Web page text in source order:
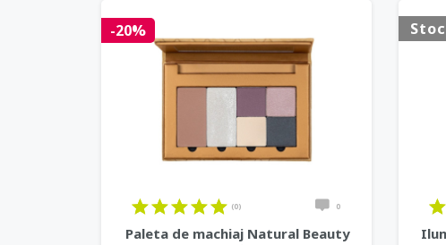
-20%
(0) 0
Paleta de machiaj Natural Beauty